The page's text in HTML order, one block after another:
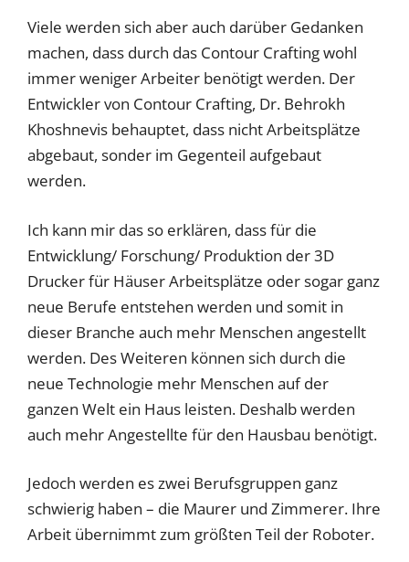
Viele werden sich aber auch darüber Gedanken
machen, dass durch das Contour Crafting wohl
immer weniger Arbeiter benötigt werden. Der
Entwickler von Contour Crafting, Dr. Behrokh
Khoshnevis behauptet, dass nicht Arbeitsplätze
abgebaut, sonder im Gegenteil aufgebaut
werden.
Ich kann mir das so erklären, dass für die
Entwicklung/ Forschung/ Produktion der 3D
Drucker für Häuser Arbeitsplätze oder sogar ganz
neue Berufe entstehen werden und somit in
dieser Branche auch mehr Menschen angestellt
werden. Des Weiteren können sich durch die
neue Technologie mehr Menschen auf der
ganzen Welt ein Haus leisten. Deshalb werden
auch mehr Angestellte für den Hausbau benötigt.
Jedoch werden es zwei Berufsgruppen ganz
schwierig haben – die Maurer und Zimmerer. Ihre
Arbeit übernimmt zum größten Teil der Roboter.